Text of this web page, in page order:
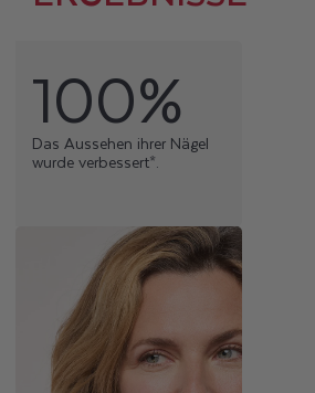
100%
Das Aussehen ihrer Nägel
wurde verbessert*.